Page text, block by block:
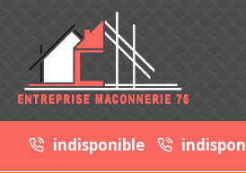
indisponible